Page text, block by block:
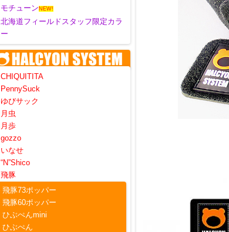
モチューン NEW!
北海道フィールドスタッフ限定カラ
ー
CHIQUITITA
PennySuck
ゆびサック
月虫
月歩
gozzo
いなせ
“N”Shico
飛豚
飛豚73ポッパー
飛豚60ポッパー
ひぶぺんmini
ひぶぺん